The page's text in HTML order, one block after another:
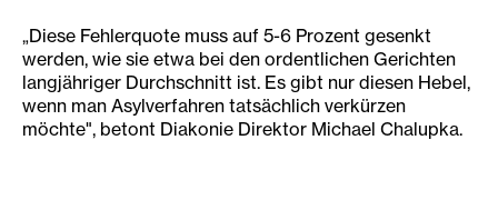
„Diese Fehlerquote muss auf 5-6 Prozent gesenkt
werden, wie sie etwa bei den ordentlichen Gerichten
langjähriger Durchschnitt ist. Es gibt nur diesen Hebel,
wenn man Asylverfahren tatsächlich verkürzen
möchte", betont Diakonie Direktor Michael Chalupka.